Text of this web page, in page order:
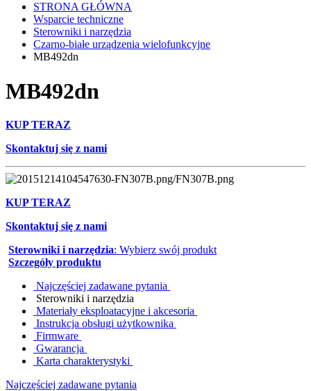
STRONA GŁÓWNA
Wsparcie techniczne
Sterowniki i narzędzia
Czarno-białe urządzenia wielofunkcyjne
MB492dn
MB492dn
KUP TERAZ
Skontaktuj się z nami
KUP TERAZ
Skontaktuj się z nami
Sterowniki i narzędzia: Wybierz swój produkt
Szczegóły produktu
Najczęściej zadawane pytania
Sterowniki i narzędzia
Materiały eksploatacyjne i akcesoria
Instrukcja obsługi użytkownika
Firmware
Gwarancja
Karta charakterystyki
Najczęściej zadawane pytania